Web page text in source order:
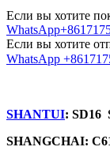
Если вы хотите
Если вы хотите
WhatsApp
SHANTUI: SD16
SHANGCHAI: